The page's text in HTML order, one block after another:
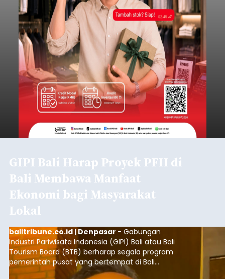
GIPI Bali Harap Proyek PFII di
Bali Membawa Manfaat
Ekonomi bagi Masyarakat
Lokal
balitribune.co.id | Denpasar - Gabungan
Industri Pariwisata Indonesia (GIPI) Bali atau Bali
Tourism Board (BTB) berharap segala program
pemerintah pusat yang bertempat di Bali
membawa dampak positif bagi masyarakat lokal.